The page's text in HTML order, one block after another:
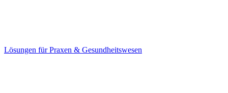
Lösungen für Praxen & Gesundheitswesen